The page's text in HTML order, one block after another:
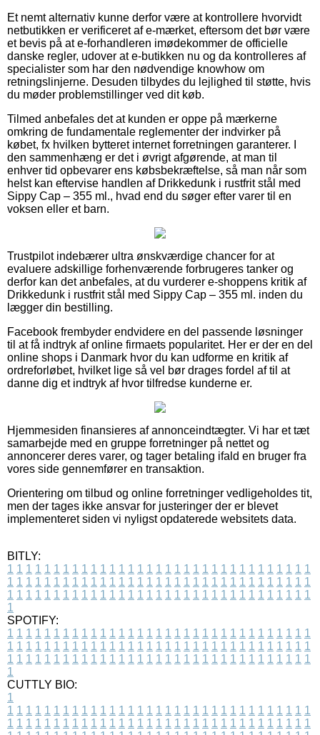
Et nemt alternativ kunne derfor være at kontrollere hvorvidt
netbutikken er verificeret af e-mærket, eftersom det bør være
et bevis på at e-forhandleren imødekommer de officielle
danske regler, udover at e-butikken nu og da kontrolleres af
specialister som har den nødvendige knowhow om
retningslinjerne. Desuden tilbydes du lejlighed til støtte, hvis
du møder problemstillinger ved dit køb.
Tilmed anbefales det at kunden er oppe på mærkerne
omkring de fundamentale reglementer der indvirker på
købet, fx hvilken bytteret internet forretningen garanterer. I
den sammenhæng er det i øvrigt afgørende, at man til
enhver tid opbevarer ens købsbekræftelse, så man når som
helst kan eftervise handlen af Drikkedunk i rustfrit stål med
Sippy Cap – 355 ml., hvad end du søger efter varer til en
voksen eller et barn.
Trustpilot indebærer ultra ønskværdige chancer for at
evaluere adskillige forhenværende forbrugeres tanker og
derfor kan det anbefales, at du vurderer e-shoppens kritik af
Drikkedunk i rustfrit stål med Sippy Cap – 355 ml. inden du
lægger din bestilling.
Facebook frembyder endvidere en del passende løsninger
til at få indtryk af online firmaets popularitet. Her er der en del
online shops i Danmark hvor du kan udforme en kritik af
ordreforløbet, hvilket lige så vel bør drages fordel af til at
danne dig et indtryk af hvor tilfredse kunderne er.
Hjemmesiden finansieres af annonceindtægter. Vi har et tæt
samarbejde med en gruppe forretninger på nettet og
annoncerer deres varer, og tager betaling ifald en bruger fra
vores side gennemfører en transaktion.
Orientering om tilbud og online forretninger vedligeholdes tit,
men der tages ikke ansvar for justeringer der er blevet
implementeret siden vi nyligst opdaterede websitets data.
BITLY:
1 1 1 1 1 1 1 1 1 1 1 1 1 1 1 1 1 1 1 1 1 1 1 1 1 1 1 1 1 1 1 1 1
1 1 1 1 1 1 1 1 1 1 1 1 1 1 1 1 1 1 1 1 1 1 1 1 1 1 1 1 1 1 1 1 1
1 1 1 1 1 1 1 1 1 1 1 1 1 1 1 1 1 1 1 1 1 1 1 1 1 1 1 1 1 1 1 1 1
1
SPOTIFY:
1 1 1 1 1 1 1 1 1 1 1 1 1 1 1 1 1 1 1 1 1 1 1 1 1 1 1 1 1 1 1 1 1
1 1 1 1 1 1 1 1 1 1 1 1 1 1 1 1 1 1 1 1 1 1 1 1 1 1 1 1 1 1 1 1 1
1 1 1 1 1 1 1 1 1 1 1 1 1 1 1 1 1 1 1 1 1 1 1 1 1 1 1 1 1 1 1 1 1
1
CUTTLY BIO:
1
1 1 1 1 1 1 1 1 1 1 1 1 1 1 1 1 1 1 1 1 1 1 1 1 1 1 1 1 1 1 1 1 1
1 1 1 1 1 1 1 1 1 1 1 1 1 1 1 1 1 1 1 1 1 1 1 1 1 1 1 1 1 1 1 1 1